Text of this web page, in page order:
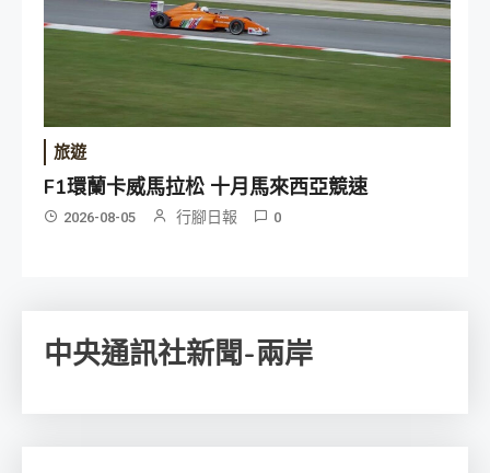
旅遊
F1環蘭卡威馬拉松 十月馬來西亞競速
2026-08-05 行腳日報 0
中央通訊社新聞-兩岸